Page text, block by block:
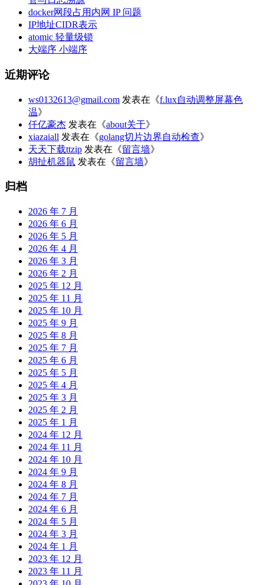
docker网段占用内网 IP 问题
IP地址CIDR表示
atomic 轻量级锁
大端序 小端序
近期评论
ws0132613@gmail.com 发表在《f.lux自动调整屏幕色
温》
仟亿豪杰 发表在《about关于》
xiazaiall 发表在《golang切片边界自动检查》
天天下载ttzip 发表在《留言墙》
胡扯机器鼠 发表在《留言墙》
归档
2026 年 7 月
2026 年 6 月
2026 年 5 月
2026 年 4 月
2026 年 3 月
2026 年 2 月
2025 年 12 月
2025 年 11 月
2025 年 10 月
2025 年 9 月
2025 年 8 月
2025 年 7 月
2025 年 6 月
2025 年 5 月
2025 年 4 月
2025 年 3 月
2025 年 2 月
2025 年 1 月
2024 年 12 月
2024 年 11 月
2024 年 10 月
2024 年 9 月
2024 年 8 月
2024 年 7 月
2024 年 6 月
2024 年 5 月
2024 年 3 月
2024 年 1 月
2023 年 12 月
2023 年 11 月